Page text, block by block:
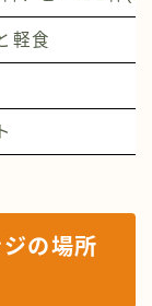
軽食
の場所